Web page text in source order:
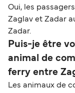
Oui, les
Zaglav et Zadar
Zadar.
Puis-je être
animal de
ferry entre
Les animaux de